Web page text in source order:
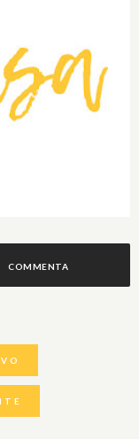
COMMENTA